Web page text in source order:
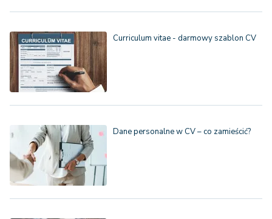
Curriculum vitae - darmowy szablon CV
Dane personalne w CV – co zamieścić?